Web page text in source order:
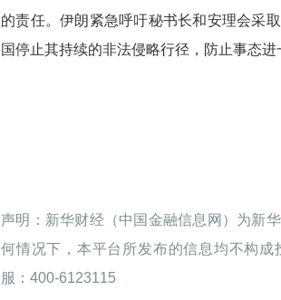
的责任。伊朗紧急呼吁秘书长和安理会采
国停止其持续的非法侵略行径，防止事态进
声明：新华财经（中国金融信息网）为新
何情况下，本平台所发布的信息均不构
服：400-6123115